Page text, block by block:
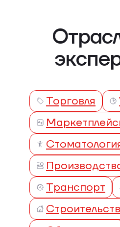
Торговля
Транспорт